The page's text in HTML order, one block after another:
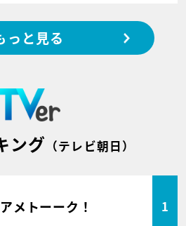
っと見る
ング （テレビ朝日）
アメトーーク！ 1